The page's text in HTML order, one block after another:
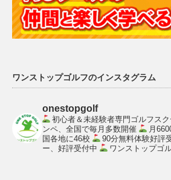
ワンストップゴルフのインスタグラム
onestopgolf
初心者＆未経験者専門ゴルフス
ンペ、全国で毎月多数開催
月
国各地に46校
90分無料体験好評
ー、好評受付中
ワンストップゴ